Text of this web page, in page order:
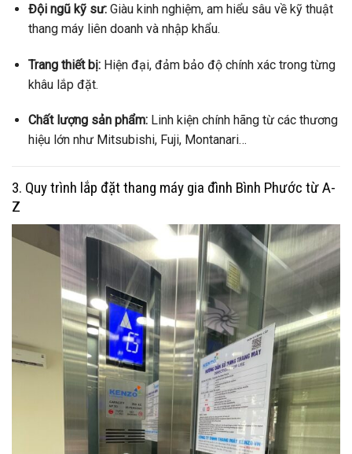
Đội ngũ kỹ sư:Giàu kinh nghiệm, am hiểu sâu về kỹ thuật
thang máy liên doanh và nhập khẩu.
Trang thiết bị:Hiện đại, đảm bảo độ chính xác trong từng
khâu lắp đặt.
Chất lượng sản phẩm:Linh kiện chính hãng từ các thương
hiệu lớn như Mitsubishi, Fuji, Montanari…
3. Quy trình lắp đặt thang máy gia đình Bình Phước từ A-
Z